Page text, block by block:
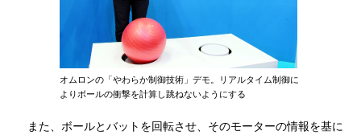
オムロンの「やわらか制御技術」デモ。リアルタイム制御に
よりボールの衝撃を計算し跳ねないようにする
また、ボールとバットを回転させ、そのモーターの情報を基に